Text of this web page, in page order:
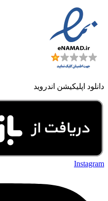
دانلود اپلیکیشن اندروید
Instagram